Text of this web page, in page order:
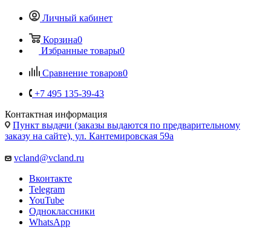
+7 495 135-39-43
Контактная информация
Пункт выдачи (заказы выдаются по предварительному
заказу на сайте), ул. Кантемировская 59а
vcland@vcland.ru
Вконтакте
Telegram
YouTube
Одноклассники
WhatsApp